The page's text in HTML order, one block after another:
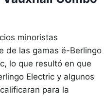
minoristas
de las gamas ë-Berlingo
lo que resultó en que
Electric y algunos
para la